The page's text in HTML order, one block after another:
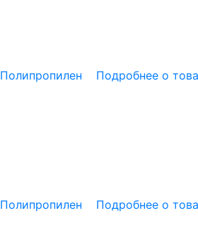
Полипропилен
Подробнее о
Полипропилен
Подробнее о